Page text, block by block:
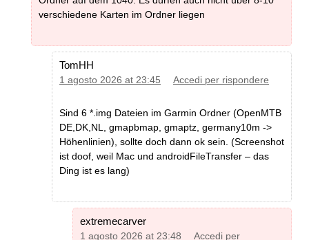
verschiedene Karten im Ordner liegen
TomHH
1 agosto 2026 at 23:45 Accedi per rispondere
Sind 6 *.img Dateien im Garmin Ordner (OpenMTB
DE,DK,NL, gmapbmap, gmaptz, germany10m ->
Höhenlinien), sollte doch dann ok sein. (Screenshot
ist doof, weil Mac und androidFileTransfer – das
Ding ist es lang)
extremecarver
1 agosto 2026 at 23:48 Accedi per